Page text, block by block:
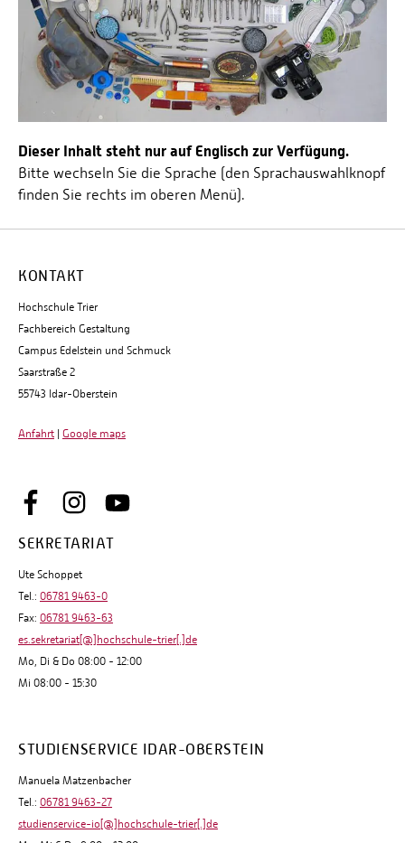
Dieser Inhalt steht nur auf Englisch zur Verfügung.
Bitte wechseln Sie die Sprache (den Sprachauswahlknopf
finden Sie rechts im oberen Menü).
KONTAKT
Hochschule Trier
Fachbereich Gestaltung
Campus Edelstein und Schmuck
Saarstraße 2
55743 Idar-Oberstein
Anfahrt Google maps
SEKRETARIAT
Ute Schoppet
Tel.: 06781 9463-0
Fax: 06781 9463-63
es.sekretariat[@]hochschule-trier[.]de
Mo, Di & Do 08:00 - 12:00
Mi 08:00 - 15:30
STUDIENSERVICE IDAR-OBERSTEIN
Manuela Matzenbacher
Tel.: 06781 9463-27
studienservice-io[@]hochschule-trier[.]de